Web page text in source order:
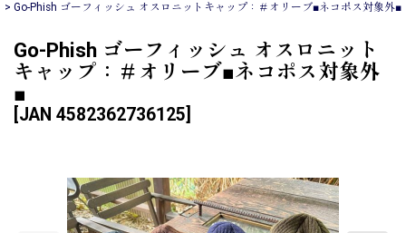
> Go-Phish ゴーフィッシュ オスロニットキャップ：＃オリーブ■ネコポス対象外■
Go-Phish ゴーフィッシュ オスロニット
キャップ：＃オリーブ■ネコポス対象外
■
JAN 4582362736125